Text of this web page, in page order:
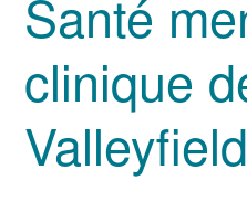
Santé
clinique
Valleyfield